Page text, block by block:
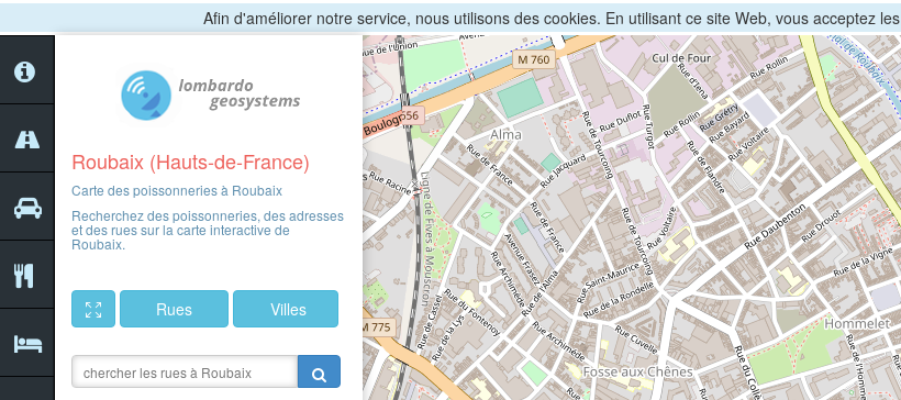
Afin d'améliorer notre service, nous utilisons des cookies. En utilisant ce site Web, vous acceptez les
Roubaix (Hauts-de-France)
Carte des poissonneries à Roubaix
Recherchez des poissonneries, des adresses
et des rues sur la carte interactive de
Roubaix.
Rues Villes